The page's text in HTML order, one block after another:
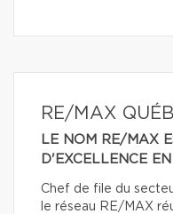
RE/MAX
LE NOM RE/MAX
D'EXCELLENCE
Chef de file du
le réseau RE/MAX